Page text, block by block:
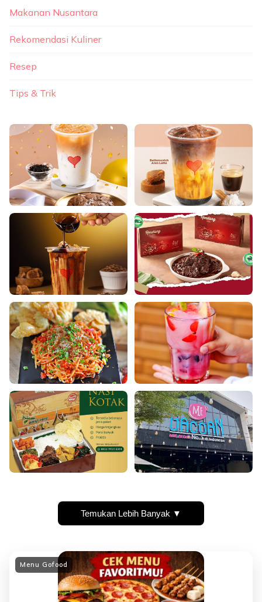
Makanan Nusantara
Rekomendasi Kuliner
Resep
Tips & Trik
Temukan Lebih Banyak ▼
Menu Gofood